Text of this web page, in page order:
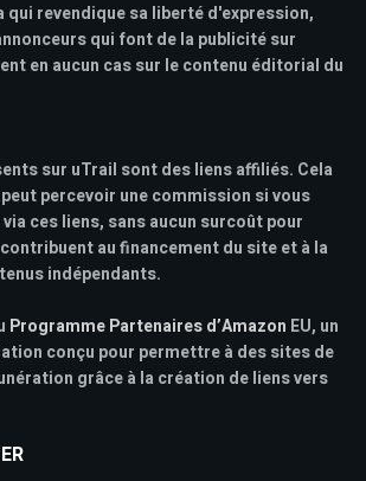
qui revendique sa liberté d'expression,
qui font de la publicité sur
en aucun cas sur le contenu éditorial du
sur uTrail sont des liens affiliés. Cela
percevoir une commission si vous
ces liens, sans aucun surcoût pour
au financement du site et à la
indépendants.
Programme Partenaires d’Amazon EU, un
conçu pour permettre à des sites de
grâce à la création de liens vers